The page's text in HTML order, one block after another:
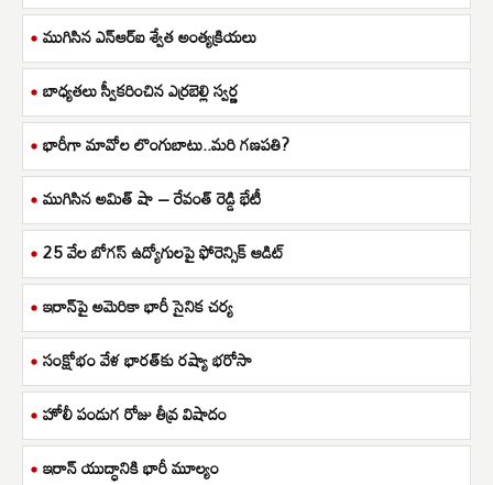
ముగిసిన ఎన్ఆర్ఐ శ్వేత అంత్యక్రియలు
బాధ్యతలు స్వీకరించిన ఎర్రబెల్లి స్వర్ణ
భారీగా మావోల లొంగుబాటు..మరి గణపతి?
ముగిసిన అమిత్ షా – రేవంత్ రెడ్డి భేటీ
25 వేల బోగస్ ఉద్యోగులపై ఫోరెన్సిక్ ఆడిట్
ఇరాన్‌పై అమెరికా భారీ సైనిక చర్య
సంక్షోభం వేళ భారత్‌కు రష్యా భరోసా
హోలీ పండుగ రోజు తీవ్ర విషాదం
ఇరాన్ యుద్ధానికి భారీ మూల్యం